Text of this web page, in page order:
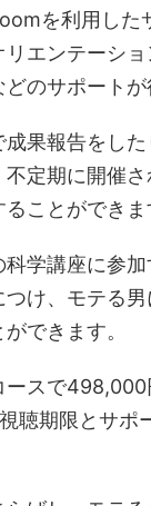
を利用した
エンテーショ
のサポートが
成果報告をし
定期に開催
ことができま
学講座に参
け、モテる
できます。
スで498,000
聴期限とサポ